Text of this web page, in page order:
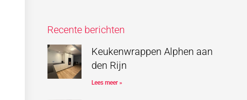
Recente berichten
Keukenwrappen Alphen aan
den Rijn
Lees meer »